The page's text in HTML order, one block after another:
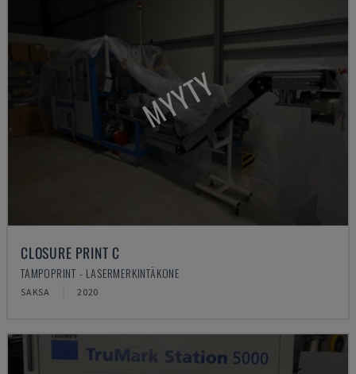
MYYTY
CLOSURE PRINT C
TAMPOPRINT - LASERMERKINTÄKONE
SAKSA 2020